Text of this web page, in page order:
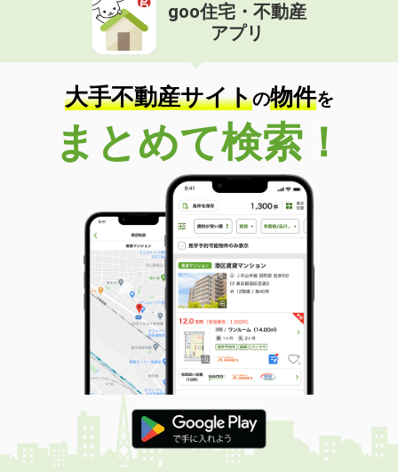
goo住宅・不動産
アプリ
大手不動産サイトの物件を
まとめて検索！